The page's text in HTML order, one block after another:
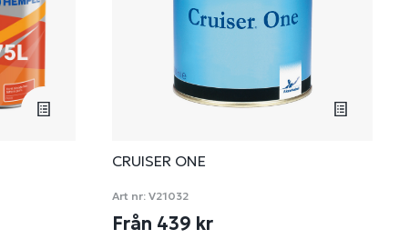
CRUISER ONE
Art nr: V21032
Från 439 kr